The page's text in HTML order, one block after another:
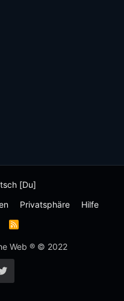
[Du]
Privatsphäre
Hilfe
R
S
Web ® © 2022